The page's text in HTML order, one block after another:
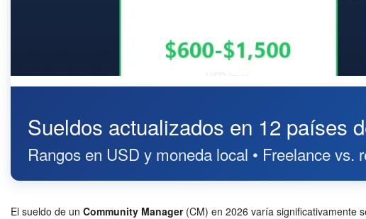
Sueldos actualizados en 12 países
Rangos en USD y moneda local • Freelance vs.
El sueldo de un Community Manager(CM) en 2026 varía significativamente